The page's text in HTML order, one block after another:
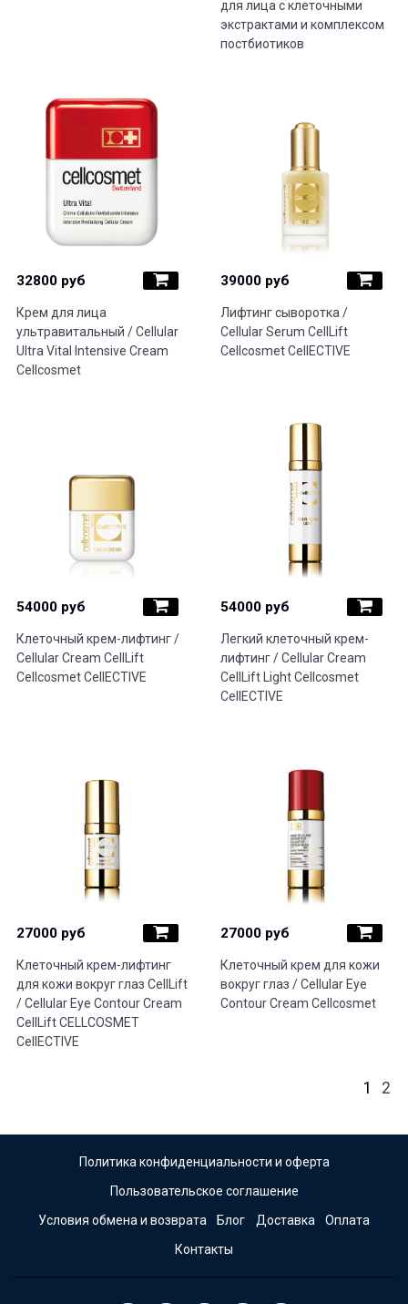
для лица с клеточными
экстрактами и комплексом
постбиотиков
32800 руб
Крем для лица
ультравитальный / Cellular
Ultra Vital Intensive Cream
Cellcosmet
39000 руб
Лифтинг сыворотка /
Cellular Serum CellLift
Cellcosmet CellECTIVE
54000 руб
Клеточный крем-лифтинг /
Cellular Cream CellLift
Cellcosmet CellECTIVE
54000 руб
Легкий клеточный крем-
лифтинг / Cellular Cream
CellLift Light Cellcosmet
CellECTIVE
27000 руб
Клеточный крем-лифтинг
для кожи вокруг глаз CellLift
/ Cellular Eye Contour Cream
CellLift CELLCOSMET
CellECTIVE
27000 руб
Клеточный крем для кожи
вокруг глаз / Cellular Eye
Contour Cream Cellcosmet
1 2
Политика конфиденциальности и оферта
Пользовательское соглашение
Условия обмена и возврата Блог Доставка Оплата
Контакты